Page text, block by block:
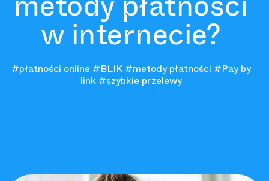
w internecie?
#płatności online #BLIK #metody płatności #Pay by
link #szybkie przelewy